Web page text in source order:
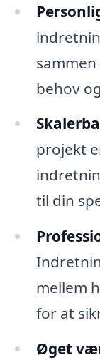
behov
projekt
til din
mellem
for at
Øget